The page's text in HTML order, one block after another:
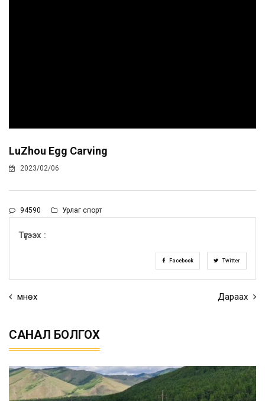
LuZhou Egg Carving
2023/02/06
94590 Урлаг спорт
Түгээх :
Facebook Twitter
Өмнөх Дараах
САНАЛ БОЛГОХ